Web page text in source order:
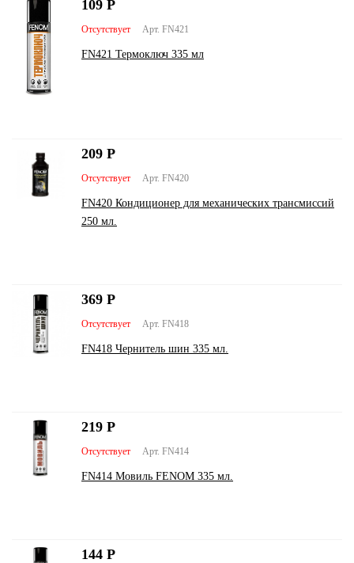
Арт. FN421
Отсутствует
FN421 Термоключ 335 мл
109 Р
Арт. FN420
Отсутствует
FN420 Кондиционер для механических трансмиссий
250 мл.
209 Р
Арт. FN418
Отсутствует
FN418 Чернитель шин 335 мл.
369 Р
Арт. FN414
Отсутствует
FN414 Мовиль FENOM 335 мл.
219 Р
144 Р